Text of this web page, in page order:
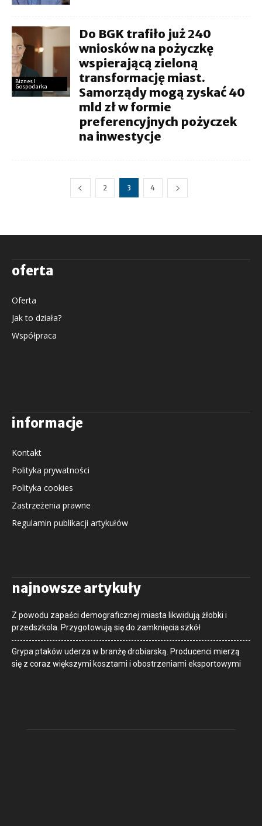
Biznes I
Gospodarka
Do BGK trafiło już 240
wniosków na pożyczkę
wspierającą zieloną
transformację miast.
Samorządy mogą zyskać 40
mld zł w formie
preferencyjnych pożyczek
na inwestycje
2 3 4
oferta
Oferta
Jak to działa?
Współpraca
informacje
Kontakt
Polityka prywatności
Polityka cookies
Zastrzeżenia prawne
Regulamin publikacji artykułów
najnowsze artykuły
Z powodu zapaści demograficznej miasta likwidują żłobki i
przedszkola. Przygotowują się do zamknięcia szkół
Grypa ptaków uderza w branżę drobiarską. Producenci mierzą
się z coraz większymi kosztami i obostrzeniami eksportowymi